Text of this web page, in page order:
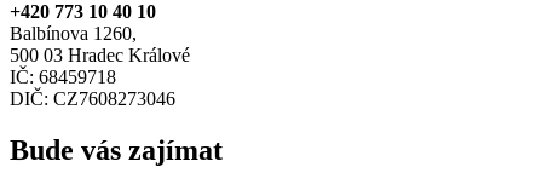
+420 773 10 40 10
Balbínova 1260,
500 03 Hradec Králové
IČ: 68459718
DIČ: CZ7608273046
Bude vás zajímat